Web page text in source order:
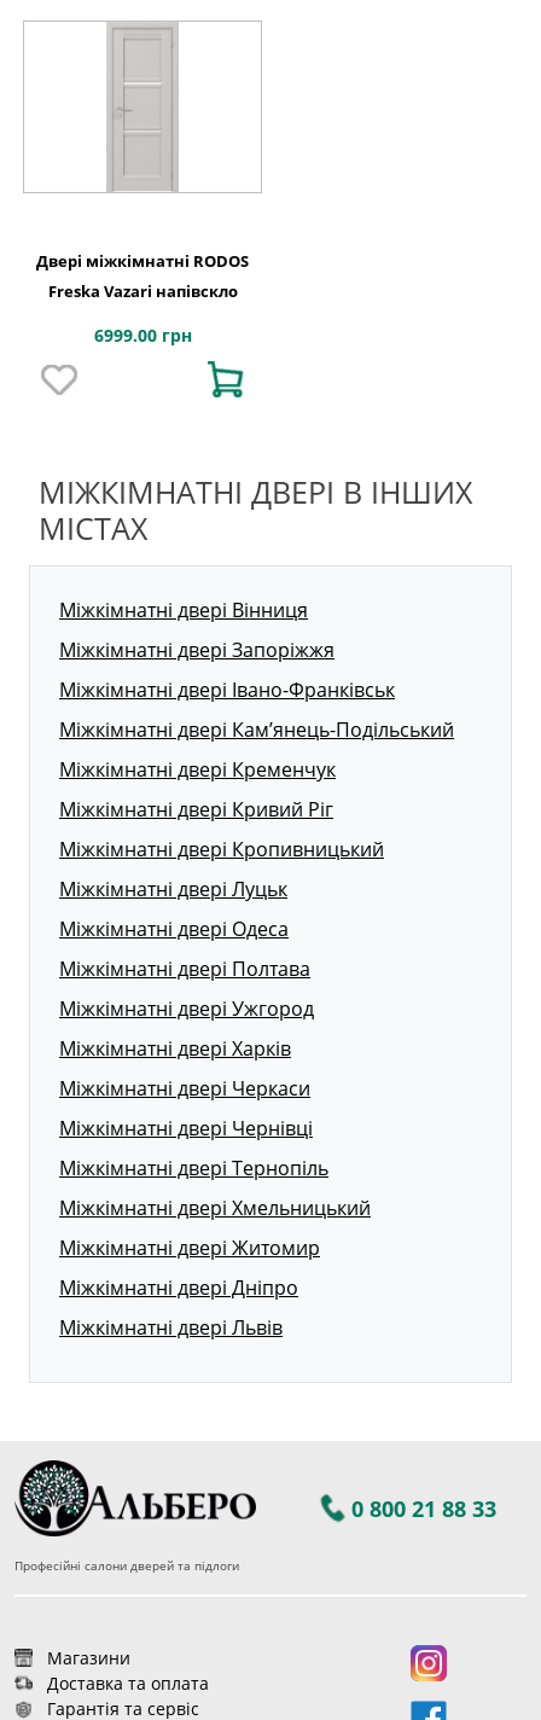
Двері міжкімнатні RODOS
Freska Vazari напівскло
6999.00 грн
МІЖКІМНАТНІ ДВЕРІ В ІНШИХ
МІСТАХ
Міжкімнатні двері Вінниця
Міжкімнатні двері Запоріжжя
Міжкімнатні двері Івано-Франківськ
Міжкімнатні двері Кам’янець-Подільський
Міжкімнатні двері Кременчук
Міжкімнатні двері Кривий Ріг
Міжкімнатні двері Кропивницький
Міжкімнатні двері Луцьк
Міжкімнатні двері Одеса
Міжкімнатні двері Полтава
Міжкімнатні двері Ужгород
Міжкімнатні двері Харків
Міжкімнатні двері Черкаси
Міжкімнатні двері Чернівці
Міжкімнатні двері Тернопіль
Міжкімнатні двері Хмельницький
Міжкімнатні двері Житомир
Міжкімнатні двері Дніпро
Міжкімнатні двері Львів
0 800 21 88 33
Професійні салони дверей та підлоги
Магазини
Доставка та оплата
Гарантія та сервіс